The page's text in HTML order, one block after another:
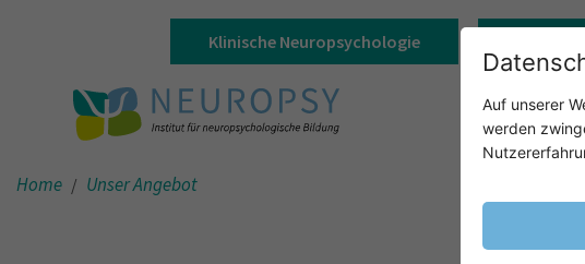
Home Unser Angebot
Auf unserer
werden
Klinische Neuropsychologie